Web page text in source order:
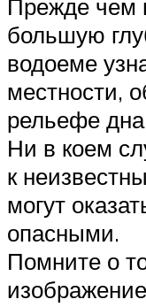
Прежде чем
большую
водоеме
местности,
рельефе
Ни в коем
к
могут
опасными.
Помните о